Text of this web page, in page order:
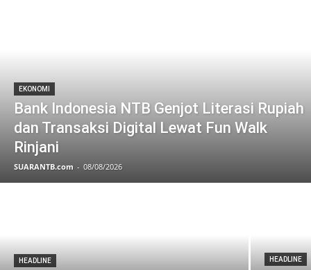
EKONOMI
Bank Indonesia NTB Genjot Literasi Rupiah
dan Transaksi Digital Lewat Fun Walk
Rinjani
SUARANTB.com - 08/08/2026
HEADLINE HEADLINE